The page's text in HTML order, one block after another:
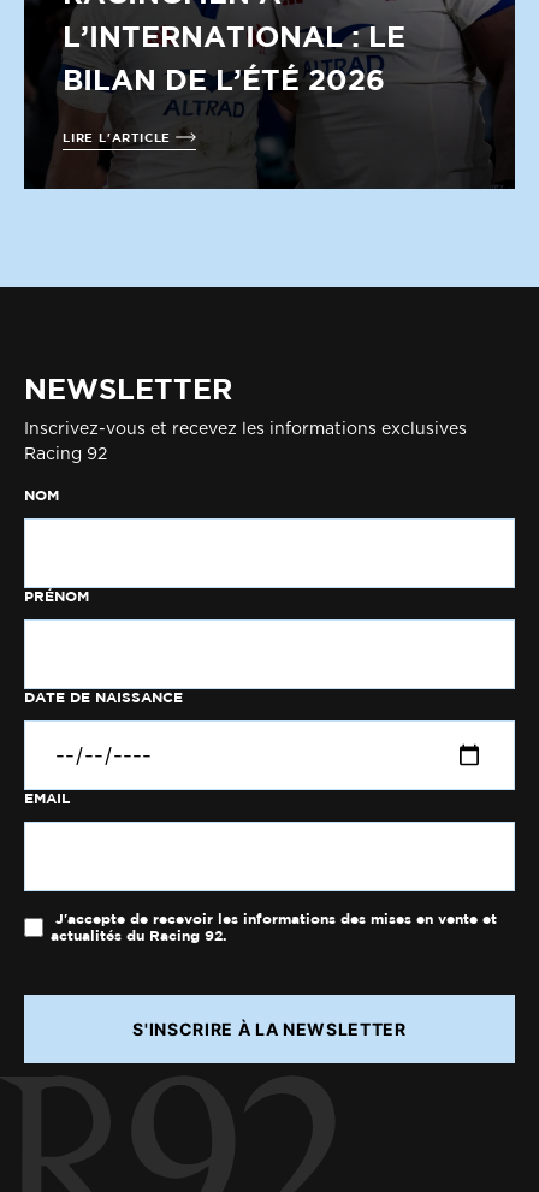
L’INTERNATIONAL : LE
BILAN DE L’ÉTÉ 2026
LIRE L'ARTICLE
NEWSLETTER
Inscrivez-vous et recevez les informations exclusives
Racing 92
NOM
PRÉNOM
DATE DE NAISSANCE
EMAIL
J'accepte de recevoir les informations des mises en vente et
actualités du Racing 92.
S'INSCRIRE À LA NEWSLETTER